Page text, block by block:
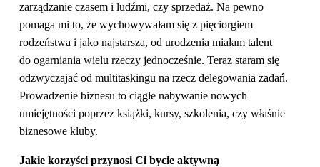
zarządzanie czasem i ludźmi, czy sprzedaż. Na pewno
pomaga mi to, że wychowywałam się z pięciorgiem
rodzeństwa i jako najstarsza, od urodzenia miałam talent
do ogarniania wielu rzeczy jednocześnie. Teraz staram się
odzwyczajać od multitaskingu na rzecz delegowania zadań.
Prowadzenie biznesu to ciągłe nabywanie nowych
umiejętności poprzez książki, kursy, szkolenia, czy właśnie
biznesowe kluby.
Jakie korzyści przynosi Ci bycie aktywną